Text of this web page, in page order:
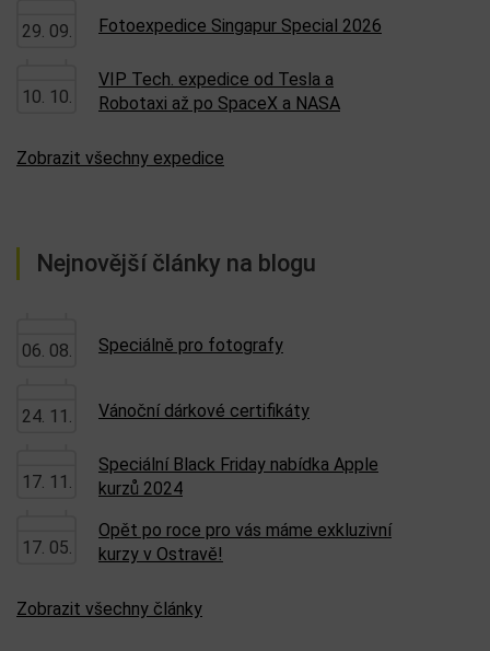
29. 09. Fotoexpedice Singapur Special 2026
10. 10.
VIP Tech. expedice od Tesla a
Robotaxi až po SpaceX a NASA
Zobrazit všechny expedice
Nejnovější články na blogu
06. 08. Speciálně pro fotografy
24. 11. Vánoční dárkové certifikáty
17. 11.
Speciální Black Friday nabídka Apple
kurzů 2024
17. 05.
Opět po roce pro vás máme exkluzivní
kurzy v Ostravě!
Zobrazit všechny články